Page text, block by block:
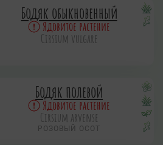
Бодяк обыкновенный
Ядовитое растение
Cirsium vulgare
Бодяк полевой
Ядовитое растение
Cirsium arvense
РОЗОВЫЙ ОСОТ